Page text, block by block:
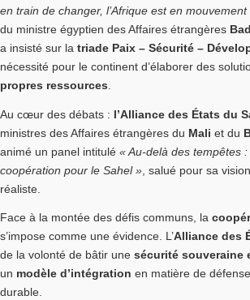
en train de changer, l’Afrique est en mouvement
du ministre égyptien des Affaires étrangères
a insisté sur la triade Paix – Sécurité –
nécessité pour le continent d’élaborer des
propres ressources
Au cœur des débats : l’Alliance des États du
ministres des Affaires étrangères du Mali et du
animé un panel intitulé « Au-delà des tempêtes :
coopération pour le Sahel » , salué pour sa
réaliste.
Face à la montée des défis communs, la
s’impose comme une évidence. L’Alliance des
de la volonté de bâtir une sécurité souveraine
un modèle d’intégration en matière de
durable.